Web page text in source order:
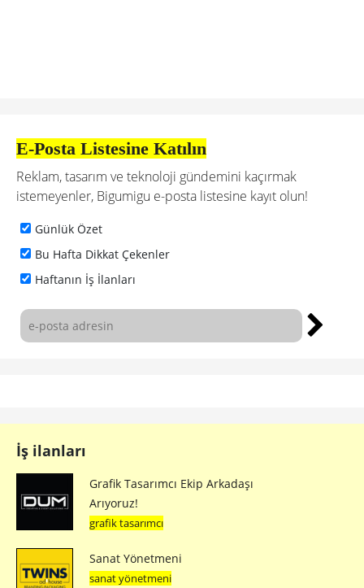
E-Posta Listesine Katılın
Reklam, tasarım ve teknoloji gündemini kaçırmak
istemeyenler, Bigumigu e-posta listesine kayıt olun!
Günlük Özet
Bu Hafta Dikkat Çekenler
Haftanın İş İlanları
İş ilanları
Grafik Tasarımcı Ekip Arkadaşı
Arıyoruz!
grafik tasarımcı
Sanat Yönetmeni
sanat yönetmeni